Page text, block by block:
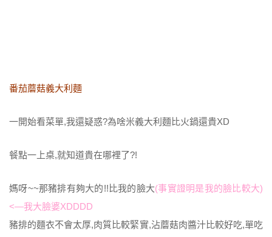
番茄蘑菇義大利麵
一開始看菜單,我還疑惑?為啥米義大利麵比火鍋還貴XD
餐點一上桌,就知道貴在哪裡了?!
媽呀~~那豬排有夠大的!!比我的臉大(事實證明是我的臉比較大)
<—我大臉婆XDDDD
豬排的麵衣不會太厚,肉質比較緊實,沾蘑菇肉醬汁比較好吃,單吃